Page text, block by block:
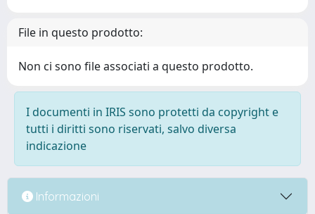
File in questo prodotto:
Non ci sono file associati a questo prodotto.
I documenti in IRIS sono protetti da copyright e
tutti i diritti sono riservati, salvo diversa
indicazione
Informazioni